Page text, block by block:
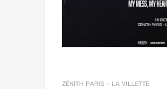
ZÉNITH PARIS – LA VILLETTE